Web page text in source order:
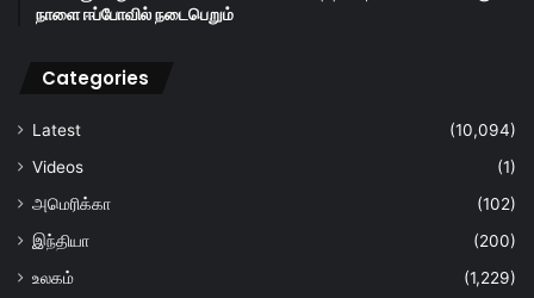
நாளை ஈப்போவில் நடைபெறும்
Categories
Latest
(10,094)
Videos
(1)
அமெரிக்கா
(102)
இந்தியா
(200)
உலகம்
(1,229)